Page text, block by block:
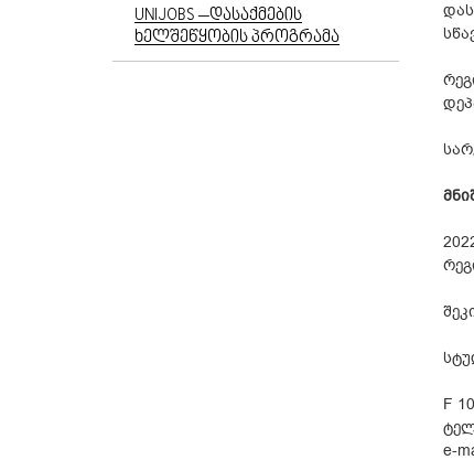
UNIJOBS –ᲓᲐᲡᲐᲥᲛᲔᲑᲘᲡ
ᲮᲔᲚᲨᲔᲬᲧᲝᲑᲘᲡ ᲞᲠᲝᲒᲠᲐᲛᲐ
F
e-